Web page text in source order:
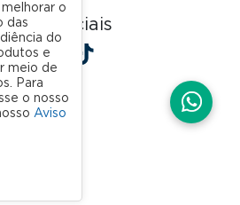
redes sociais
YouTube
Spotify
o
das
do
e
meio de
Para
o nosso
Aviso